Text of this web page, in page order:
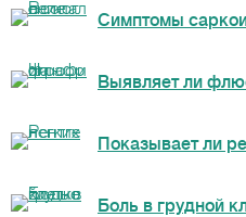
Симптомы
Выявляет ли
Показывает ли
Боль в грудной